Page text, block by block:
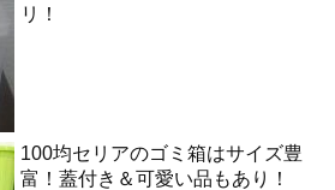
リ！
100均セリアのゴミ箱はサイズ豊
富！蓋付き＆可愛い品もあり！